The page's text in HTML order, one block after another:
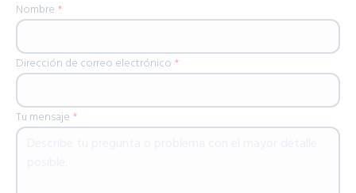
Nombre *
Dirección de correo electrónico *
Tu mensaje *